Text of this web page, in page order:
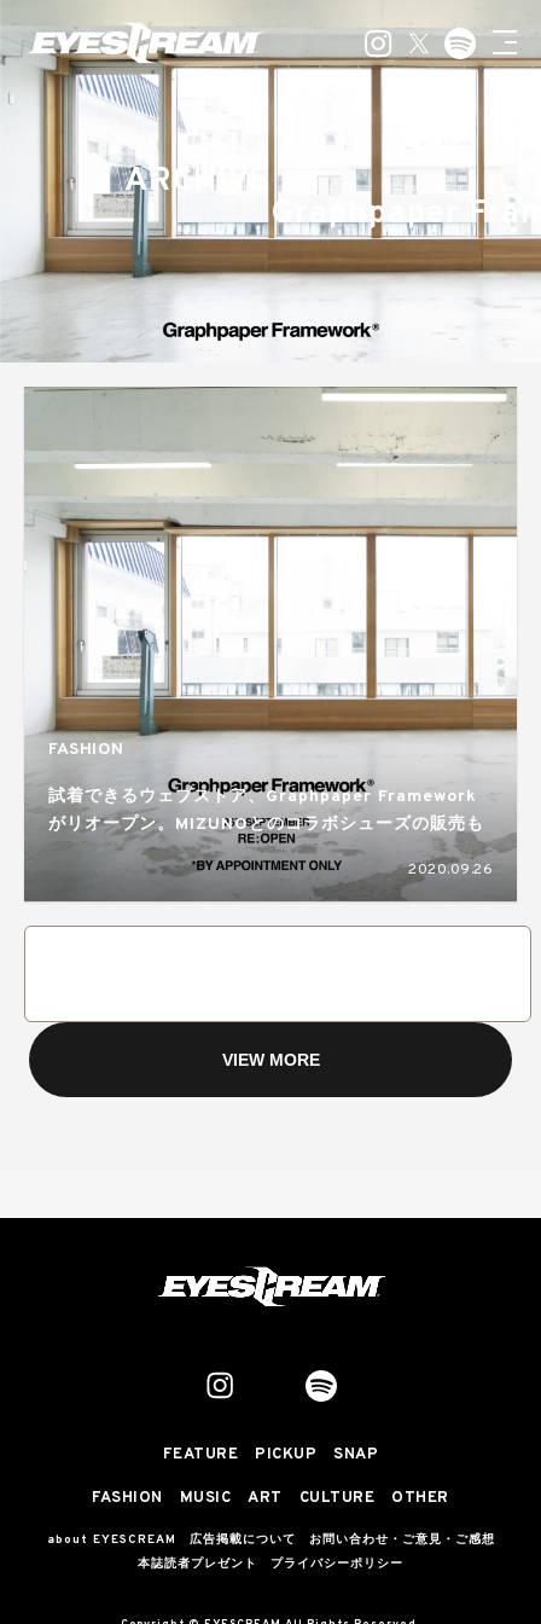
ARCHIVE
Graphpaper
FASHION
試着できるウェブストア、Graphpaper Framework
がリオープン。MIZUNOとのコラボシューズの販売も
2020.09.26
VIEW MORE
FEATURE PICKUP SNAP
FASHION MUSIC ART CULTURE OTHER
about EYESCREAM 広告掲載について
お問い合わせ・ご意見・ご感想
本誌読者プレゼント
プライバシーポリシー